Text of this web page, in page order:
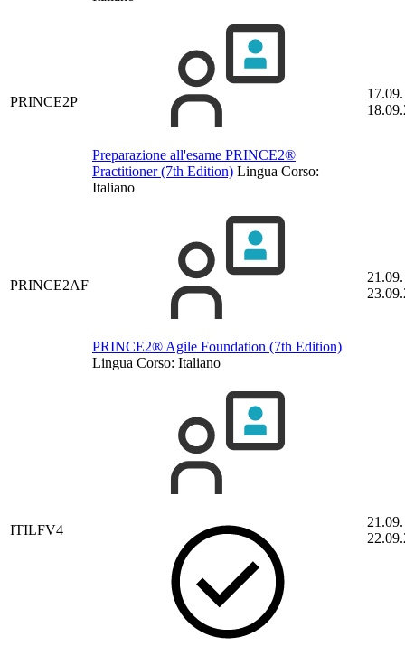
PRINCE2P
Preparazione all'esame PRINCE2®
Practitioner (7th Edition) Lingua Corso:
Italiano
PRINCE2AF
PRINCE2® Agile Foundation (7th Edition)
Lingua Corso: Italiano
ITILFV4